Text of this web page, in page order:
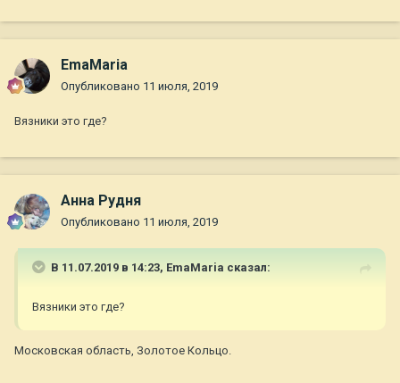
EmaMaria
Опубликовано 11 июля, 2019
Вязники это где?
Анна Рудня
Опубликовано 11 июля, 2019
В 11.07.2019 в 14:23, EmaMaria сказал:
Вязники это где?
Московская область, Золотое Кольцо.